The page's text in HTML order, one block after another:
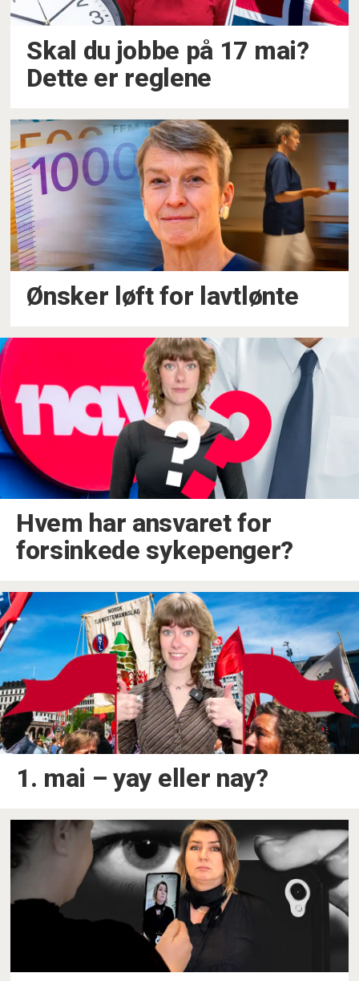
Skal du jobbe på 17 mai?
Dette er reglene
Ønsker løft for lavtlønte
Hvem har ansvaret for
forsinkede sykepenger?
1. mai – yay eller nay?